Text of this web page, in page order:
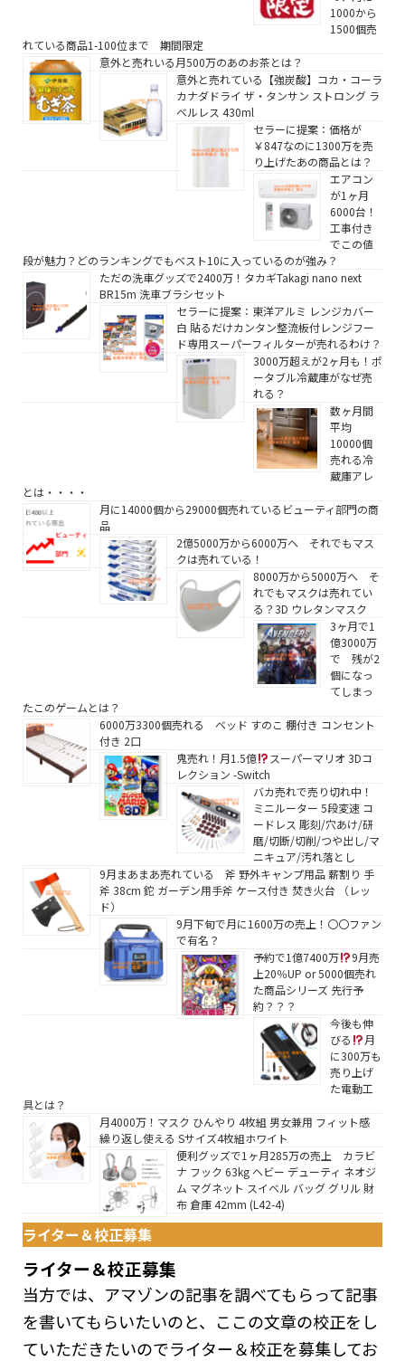
1000から
1500個売
れている商品1-100位まで 期間限定
意外と売れいる月500万のあのお茶とは？
意外と売れている【強炭酸】コカ・コーラ
カナダドライ ザ・タンサン ストロング ラ
ベルレス 430ml
セラーに提案：価格が
￥847なのに1300万を売
り上げたあの商品とは？
エアコン
が1ヶ月
6000台！
工事付き
でこの値
段が魅力？どのランキングでもベスト10に入っているのが強み？
ただの洗車グッズで2400万！タカギTakagi nano next
BR15m 洗車ブラシセット
セラーに提案：東洋アルミ レンジカバー
白 貼るだけカンタン整流板付レンジフー
ド専用スーパーフィルターが売れるわけ？
3000万超えが2ヶ月も！ポ
ータブル冷蔵庫がなぜ売
れる？
数ヶ月間
平均
10000個
売れる冷
蔵庫アレ
とは・・・・
月に14000個から29000個売れているビューティ部門の商
品
2億5000万から6000万へ それでもマス
クは売れている！
8000万から5000万へ そ
れでもマスクは売れてい
る？3D ウレタンマスク
3ヶ月で1
億3000万
で 残が2
個になっ
てしまっ
たこのゲームとは？
6000万3300個売れる ベッド すのこ 棚付き コンセント
付き 2口
鬼売れ！月1.5億
スーパーマリオ 3Dコ
レクション -Switch
バカ売れで売り切れ中！
ミニルーター 5段変速 コ
ードレス 彫刻/穴あけ/研
磨/切断/切削/つや出し/マ
ニキュア/汚れ落とし
9月まあまあ売れている 斧 野外キャンプ用品 薪割り 手
斧 38cm 鉈 ガーデン用手斧 ケース付き 焚き火台 （レッ
ド）
9月下旬で月に1600万の売上！〇〇ファン
で有名？
予約で1億7400万
9月売
上20％UP or 5000個売れ
た商品シリーズ 先行予
約？？？
今後も伸
びる
月
に300万も
売り上げ
た電動工
具とは？
月4000万！マスク ひんやり 4枚組 男女兼用 フィット感
繰り返し使える Sサイズ4枚組ホワイト
便利グッズで1ヶ月285万の売上 カラビ
ナ フック 63kg ヘビー デューティ ネオジ
ム マグネット スイベル バッグ グリル 財
布 倉庫 42mm (L42-4)
ライター＆校正募集
ライター＆校正募集
当方では、アマゾンの記事を調べてもらって記事
を書いてもらいたいのと、ここの文章の校正をし
ていただきたいのでライター＆校正を募集してお